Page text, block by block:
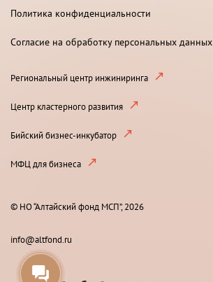
Политика конфиденциальности
Согласие на обработку персональных данных
Региональный центр инжиниринга
Центр кластерного развития
Бийский бизнес-инкубатор
МФЦ для бизнеса
© НО “Алтайский фонд МСП”, 2026
info@altfond.ru